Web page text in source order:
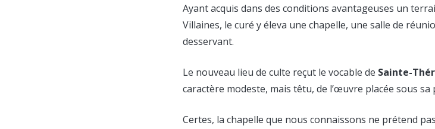
Ayant acquis dans des conditions avantageuses un
Villaines, le curé y éleva une chapelle, une salle de
desservant.
Le nouveau lieu de culte reçut le vocable de Sainte-
caractère modeste, mais têtu, de l’œuvre placée sous sa
Certes, la chapelle que nous connaissons ne prétend